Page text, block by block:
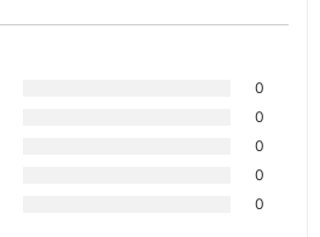
0
0
0
0
0